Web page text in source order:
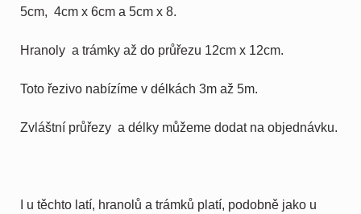
5cm, 4cm x 6cm a 5cm x 8.
Hranoly a trámky až do průřezu 12cm x 12cm.
Toto řezivo nabízíme v délkách 3m až 5m.
Zvláštní průřezy a délky můžeme dodat na objednávku.
I u těchto latí, hranolů a trámků platí, podobně jako u